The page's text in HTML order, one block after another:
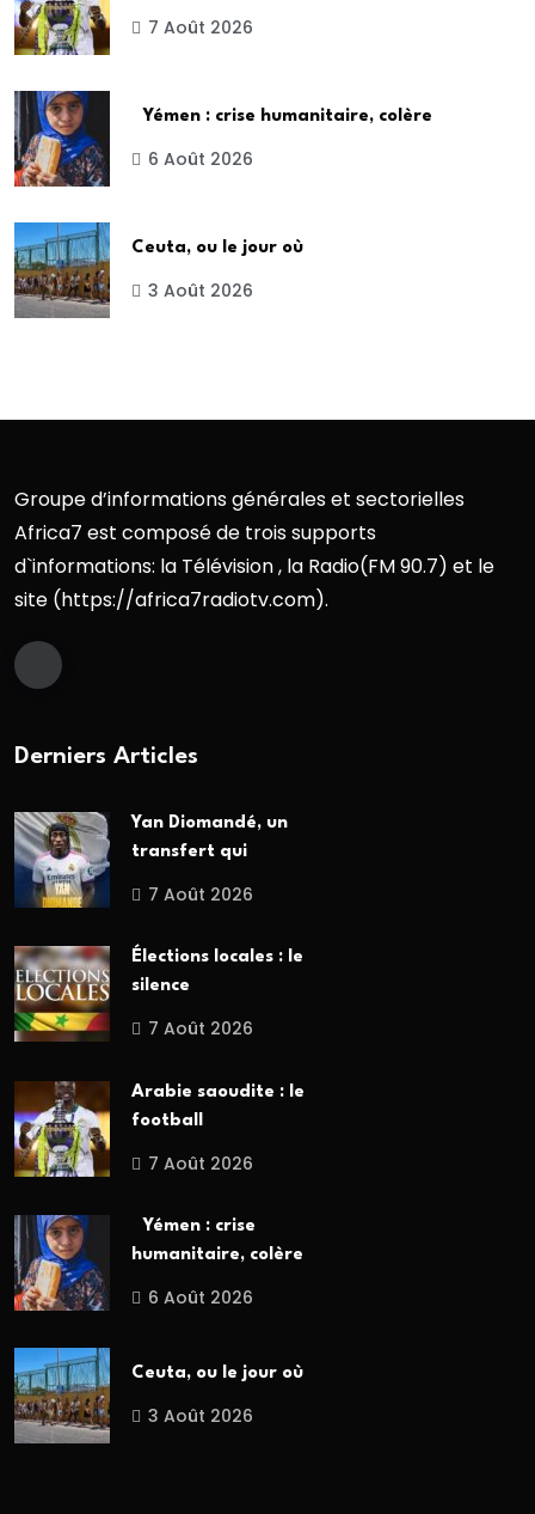
7 Août 2026
Yémen : crise humanitaire, colère
6 Août 2026
Ceuta, ou le jour où
3 Août 2026
Groupe d’informations générales et sectorielles
Africa7 est composé de trois supports
d`informations: la Télévision , la Radio(FM 90.7) et le
site (https://africa7radiotv.com).
Derniers Articles
Yan Diomandé, un
transfert qui
7 Août 2026
Élections locales : le
silence
7 Août 2026
Arabie saoudite : le
football
7 Août 2026
Yémen : crise
humanitaire, colère
6 Août 2026
Ceuta, ou le jour où
3 Août 2026